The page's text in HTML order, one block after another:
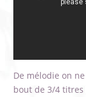
De mélodie on
bout de 3/4